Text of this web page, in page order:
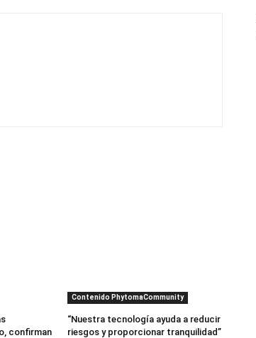
confirman
Contenido PhytomaCommunity
“Nuestra tecnología ayuda a reducir
riesgos y proporcionar tranquilidad”